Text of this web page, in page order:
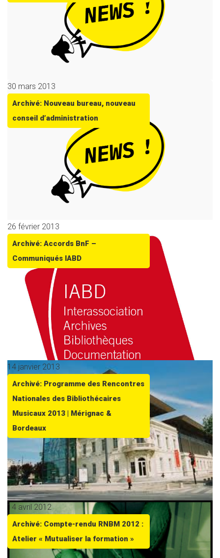
30 mars 2013
Archivé: Nouveau bureau, nouveau
conseil d’administration
26 février 2013
Archivé: Accords BnF –
Communiqués IABD
14 janvier 2013
Archivé: Programme des Rencontres
Nationales des Bibliothécaires
Musicaux 2013 | Mérignac &
Bordeaux
14 avril 2012
Archivé: Compte-rendu RNBM 2012 :
Atelier « Mutualiser la formation »